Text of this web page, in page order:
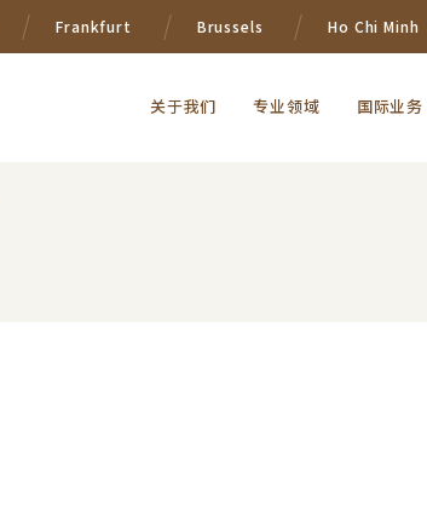
Frankfurt Brussels Ho Chi Minh
关于我们 专业领域 国际业务